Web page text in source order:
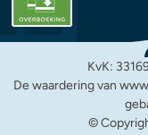
KvK:
De waardering van
©